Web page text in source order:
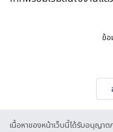
ข้อ
เนื้อหาของหน้าเว็บนี้ได้รับอนุญาต